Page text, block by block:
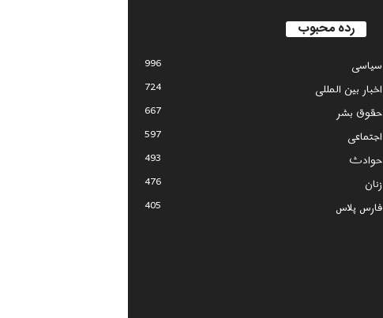
رده محبوب
سياسى
996
اخبار بین المللی
724
حقوق بشر
667
اجتماعی
597
حوادث
493
زنان
476
فارس پلاس
405